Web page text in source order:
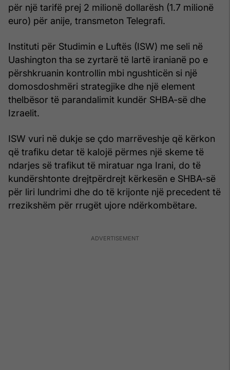
për një tarifë prej 2 milionë dollarësh (1.7 milionë
euro) për anije, transmeton Telegrafi.
Instituti për Studimin e Luftës (ISW) me seli në
Uashington tha se zyrtarë të lartë iranianë po e
përshkruanin kontrollin mbi ngushticën si një
domosdoshmëri strategjike dhe një element
thelbësor të parandalimit kundër SHBA-së dhe
Izraelit.
ISW vuri në dukje se çdo marrëveshje që kërkon
që trafiku detar të kalojë përmes një skeme të
ndarjes së trafikut të miratuar nga Irani, do të
kundërshtonte drejtpërdrejt kërkesën e SHBA-së
për liri lundrimi dhe do të krijonte një precedent të
rrezikshëm për rrugët ujore ndërkombëtare.